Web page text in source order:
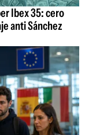
Ibex 35: cero
anti Sánchez